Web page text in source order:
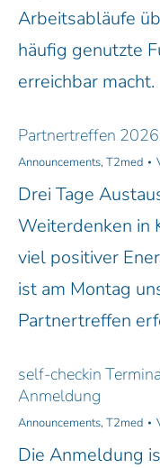
Arbeitsabläufe
häufig genutzte
erreichbar macht.
Partnertreffen
Announcements, T2med
Drei Tage
Weiterdenken in
viel positiver
ist am Montag
Partnertreffen
self-checkin
Anmeldung
Announcements, T2med
Die Anmeldung